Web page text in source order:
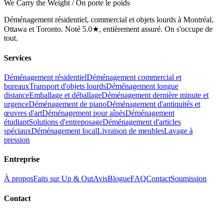
We Carry the Weight / On porte le poids
Déménagement résidentiel, commercial et objets lourds à Montréal,
Ottawa et Toronto. Noté 5.0★, entièrement assuré. On s'occupe de
tout.
Services
Déménagement résidentielDéménagement commercial et
bureauxTransport d'objets lourdsDéménagement longue
distanceEmballage et déballageDéménagement dernière minute et
urgenceDéménagement de pianoDéménagement d'antiquités et
œuvres d'artDéménagement pour aînésDéménagement
étudiantSolutions d'entreposageDéménagement d'articles
spéciauxDéménagement localLivraison de meublesLavage à
pression
Entreprise
À proposFaits sur Up & OutAvisBlogueFAQContactSoumission
Contact